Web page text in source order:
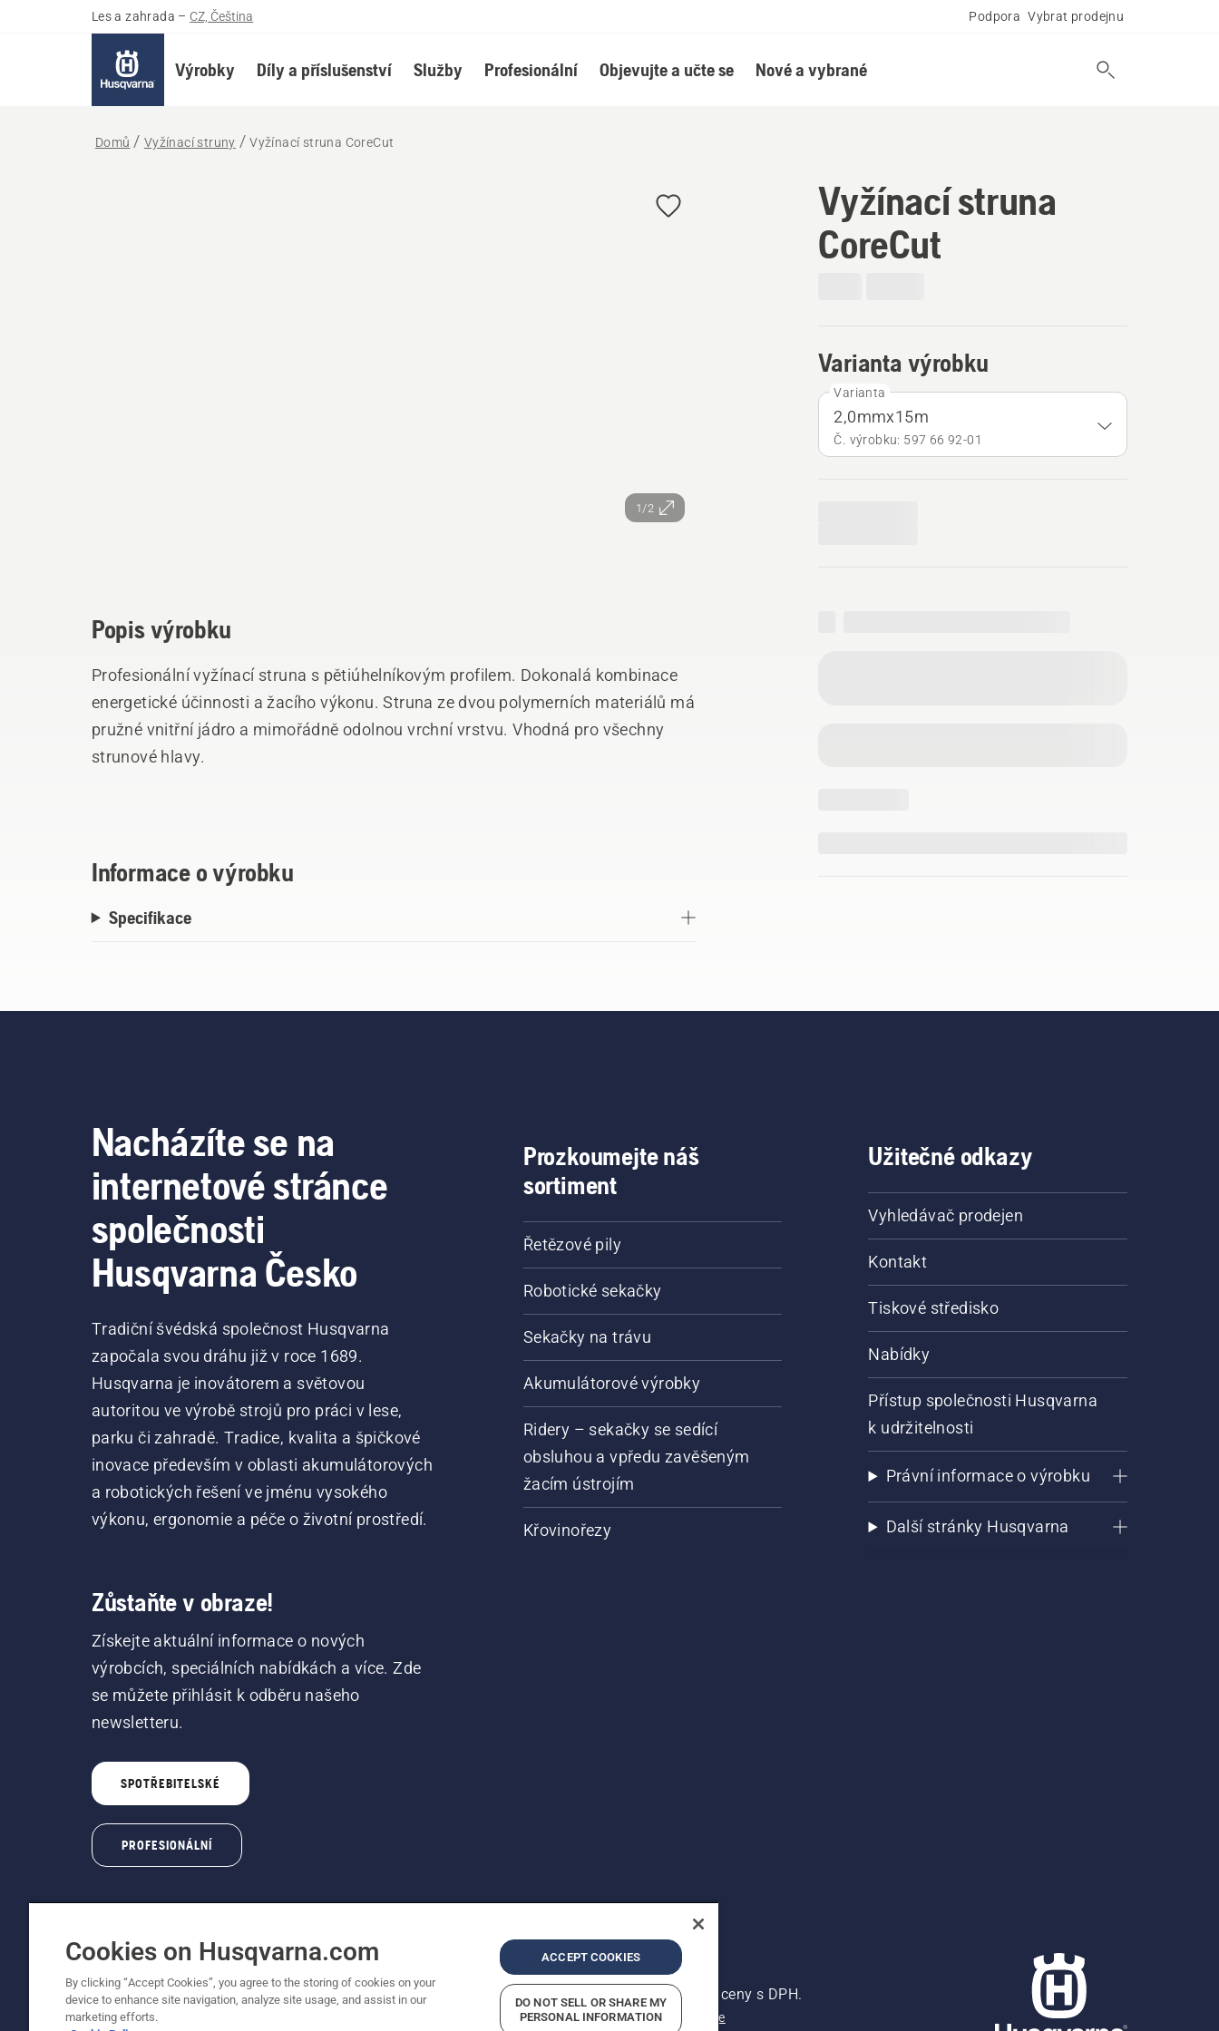
Les a zahrada – CZ, Čeština Podpora Vybrat prodejnu
Výrobky Díly a příslušenství Služby Profesionální Objevujte a učte se Nové a vybrané
Domů Vyžínací struny Vyžínací struna CoreCut
1/2
Vyžínací struna
CoreCut
Varianta výrobku
Varianta
2,0mmx15m
Č. výrobku: 597 66 92‑01
Popis výrobku
Profesionální vyžínací struna s pětiúhelníkovým profilem. Dokonalá kombinace
energetické účinnosti a žacího výkonu. Struna ze dvou polymerních materiálů má
pružné vnitřní jádro a mimořádně odolnou vrchní vrstvu. Vhodná pro všechny
strunové hlavy.
Informace o výrobku
Specifikace
Nacházíte se na
internetové stránce
společnosti
Husqvarna Česko
Tradiční švédská společnost Husqvarna
započala svou dráhu již v roce 1689.
Husqvarna je inovátorem a světovou
autoritou ve výrobě strojů pro práci v lese,
parku či zahradě. Tradice, kvalita a špičkové
inovace především v oblasti akumulátorových
a robotických řešení ve jménu vysokého
výkonu, ergonomie a péče o životní prostředí.
Zůstaňte v obraze!
Získejte aktuální informace o nových
výrobcích, speciálních nabídkách a více. Zde
se můžete přihlásit k odběru našeho
newsletteru.
SPOTŘEBITELSKÉ
PROFESIONÁLNÍ
Prozkoumejte náš
sortiment
Řetězové pily
Robotické sekačky
Sekačky na trávu
Akumulátorové výrobky
Ridery – sekačky se sedící
obsluhou a vpředu zavěšeným
žacím ústrojím
Křovinořezy
Užitečné odkazy
Vyhledávač prodejen
Kontakt
Tiskové středisko
Nabídky
Přístup společnosti Husqvarna
k udržitelnosti
Právní informace o výrobku
Další stránky Husqvarna
© Husqvarna AB (publ). Všechna práva vyhrazena. Zobrazené ceny jsou doporučené prodejní ceny s DPH.
Zásady používání souborů cookie Oznámení o ochraně osobních údajů Kontaktní údaje
Cookies on Husqvarna.com
By clicking “Accept Cookies”, you agree to the storing of cookies on your
device to enhance site navigation, analyze site usage, and assist in our
marketing efforts.
ACCEPT COOKIES
DO NOT SELL OR SHARE MY
PERSONAL INFORMATION